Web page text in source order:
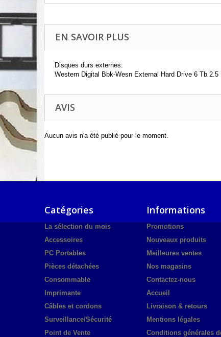
EN SAVOIR PLUS
Disques durs externes:
Western Digital Bbk-Wesn External Hard Drive 6 Tb
AVIS
Aucun avis n'a été publié pour le moment.
Catégories
La sélection du mois
Accessoires
PC Portables
Pièces détachées
Consommable
Imprimante
Câbles et cordons
Surveillance/Sécurité
Point de Vente
Informations
Promotions
Nouveaux produits
Meilleures ventes
Nos magasins
Contactez-nous
Accueil
Livraison & retours
Mentions légales
Conditions générales